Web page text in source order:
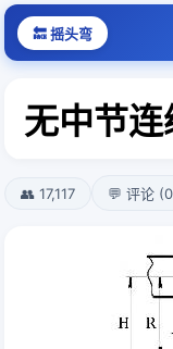
🔙 摇头弯
无中节
👥 17,117 💬 评论